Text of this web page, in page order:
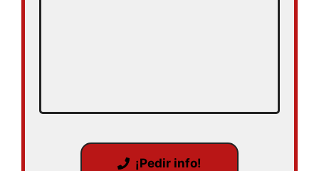
¡Pedir info!